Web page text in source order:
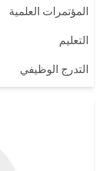
المؤتمرات العلمية
التعليم
التدرج الوظيفي